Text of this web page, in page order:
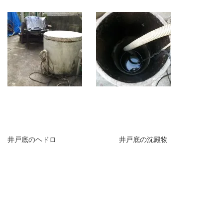
井戸底のヘドロ 井戸底の沈殿物